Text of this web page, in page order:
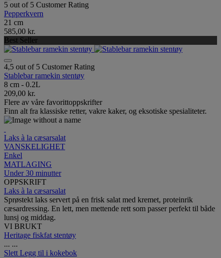
5 out of 5 Customer Rating
Pepperkvern
21 cm
585,00 kr.
Best Seller
4,5 out of 5 Customer Rating
Stablebar ramekin stentøy
8 cm - 0.2L
209,00 kr.
Flere av våre favorittoppskrifter
Finn alt fra klassiske retter, vakre kaker, og eksotiske spesialiteter.
Laks à la cæsarsalat
VANSKELIGHET
Enkel
MATLAGING
Under 30 minutter
OPPSKRIFT
Laks à la cæsarsalat
Sprøstekt laks servert på en frisk salat med kremet, proteinrik
cæsardressing. En lett, men mettende rett som passer perfekt til både
lunsj og middag.
VI BRUKT
Heritage fiskfat stentøy
... ...
Slett Legg til i kokebok